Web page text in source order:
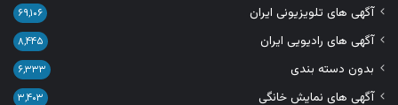
آگهی های تلویزیونی ایران ۶۹,۱۰۶
آگهی های رادیویی ایران ۸,۴۴۵
بدون دسته بندی ۶,۳۳۳
آگهی های نمایش خانگی ۳,۴۰۳